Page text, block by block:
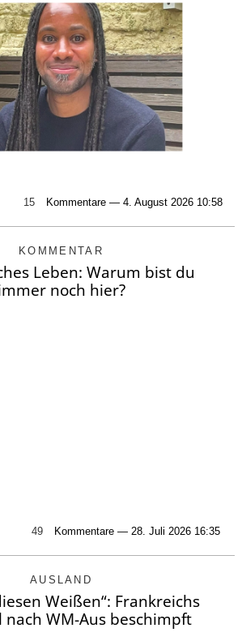
15 Kommentare — 4. August 2026 10:58
KOMMENTAR
Leben: Warum bist du
noch hier?
49 Kommentare — 28. Juli 2026 16:35
AUSLAND
Weißen“: Frankreichs
nach WM-Aus beschimpft